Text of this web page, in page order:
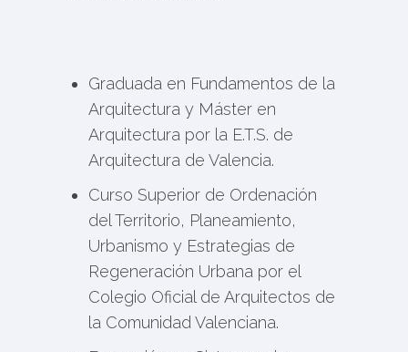
Graduada en Fundamentos de la
Arquitectura y Máster en
Arquitectura por la E.T.S. de
Arquitectura de Valencia.
Curso Superior de Ordenación
del Territorio, Planeamiento,
Urbanismo y Estrategias de
Regeneración Urbana por el
Colegio Oficial de Arquitectos de
la Comunidad Valenciana.